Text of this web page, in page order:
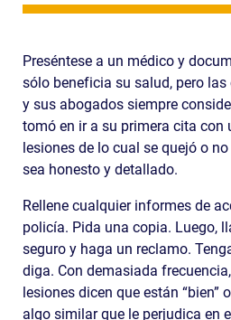
Preséntese a un médico y
sólo beneficia su salud, pero
y sus abogados siempre
tomó en ir a su primera cita con
lesiones de lo cual se quejó o
sea honesto y detallado.
Rellene cualquier informes de
policía. Pida una copia. Luego,
seguro y haga un reclamo.
diga. Con demasiada
lesiones dicen que están “bien”
algo similar que le perjudica en